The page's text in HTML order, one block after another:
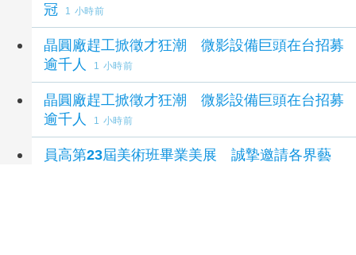
冠
1 小時前
晶圓廠趕工掀徵才狂潮 微影設備巨頭在台招募
逾千人
1 小時前
晶圓廠趕工掀徵才狂潮 微影設備巨頭在台招募
逾千人
1 小時前
員高第23屆美術班畢業美展 誠摯邀請各界藝